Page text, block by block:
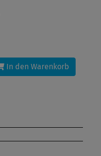
In den Warenkorb